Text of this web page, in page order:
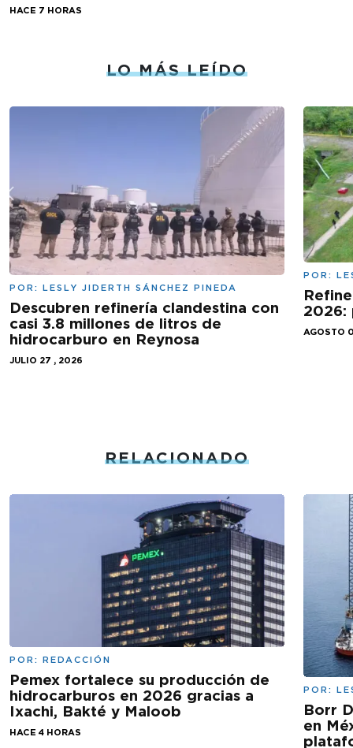
HACE 7 HORAS
LO MÁS LEÍDO
POR: LESLY JIDERTH SÁNCHEZ PINEDA
Descubren refinería clandestina con
casi 3.8 millones de litros de
hidrocarburo en Reynosa
JULIO 27 , 2026
POR:
2026:
AGOSTO
RELACIONADO
POR: REDACCIÓN
Pemex fortalece su producción de
hidrocarburos en 2026 gracias a
Ixachi, Bakté y Maloob
HACE 4 HORAS
POR:
Borr
en